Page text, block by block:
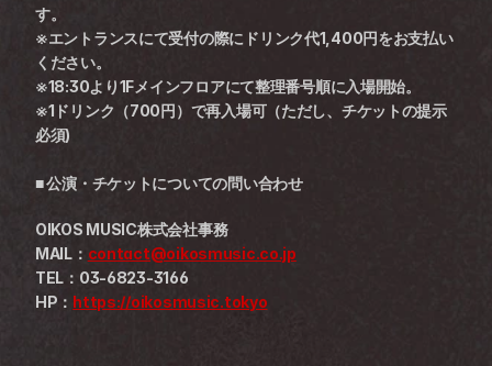
す。
※エントランスにて受付の際にドリンク代1,400円をお支払い
ください。
※18:30より1Fメインフロアにて整理番号順に入場開始。
※1ドリンク（700円）で再入場可（ただし、チケットの提示
必須)
■ 公演・チケットについての問い合わせ
OIKOS MUSIC株式会社事務
MAIL： contact@oikosmusic.co.jp
TEL：03-6823-3166
HP： https://oikosmusic.tokyo